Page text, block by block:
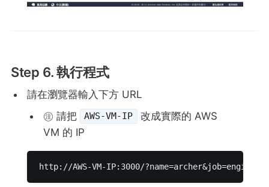
Step 6. 執行程式
請在瀏覽器輸入下方 URL
㊟ 請把
AWS-VM-IP
改成實際的 AWS
VM 的 IP
http://AWS-VM-IP:3000/